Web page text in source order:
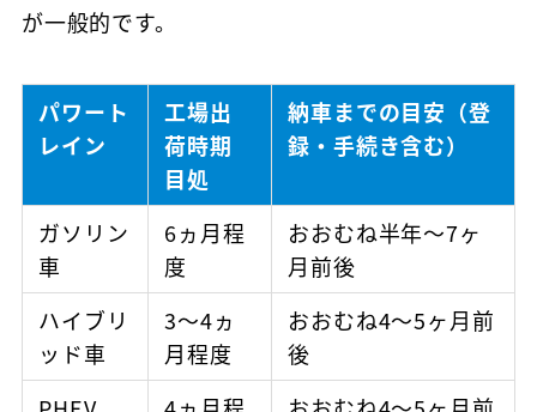
が一般的です。
パワート
レイン
工場出
荷時期
目処
納車までの目安（登
録・手続き含む）
ガソリン
車
6ヵ月程
度
おおむね半年〜7ヶ
月前後
ハイブリ
ッド車
3～4ヵ
月程度
おおむね4〜5ヶ月前
後